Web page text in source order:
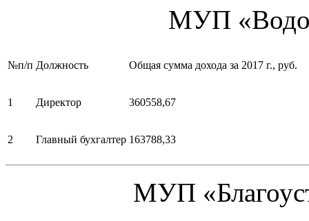
МУП
№п/п Должность Общая сумма дохода за 2017 г., руб.
1 Директор 360558,67
2 Главный бухгалтер 163788,33
МУП